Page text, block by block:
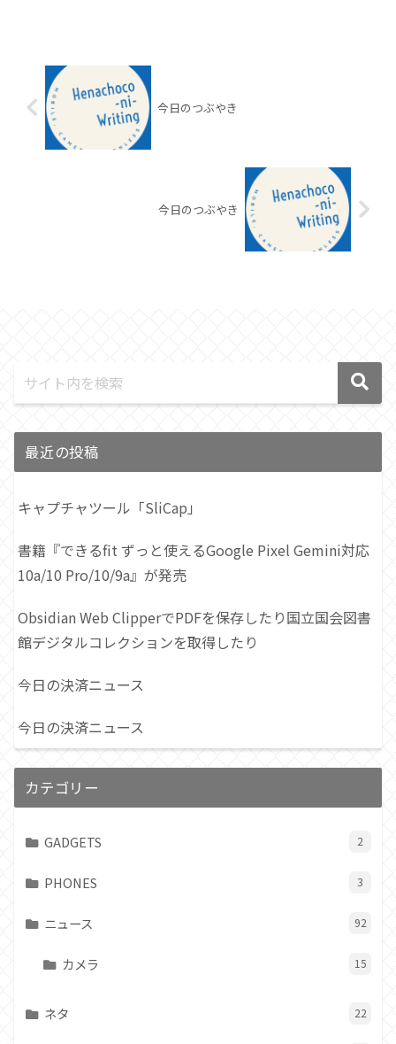
今日のつぶやき
今日のつぶやき
最近の投稿
キャプチャツール「SliCap」
書籍『できるfit ずっと使えるGoogle Pixel Gemini対応
10a/10 Pro/10/9a』が発売
Obsidian Web ClipperでPDFを保存したり国立国会図書
館デジタルコレクションを取得したり
今日の決済ニュース
今日の決済ニュース
カテゴリー
GADGETS 2
PHONES 3
ニュース 92
カメラ 15
ネタ 22